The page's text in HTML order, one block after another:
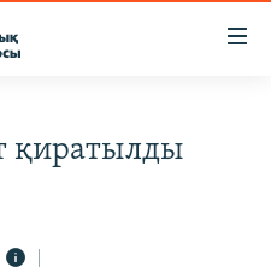
қиратылды